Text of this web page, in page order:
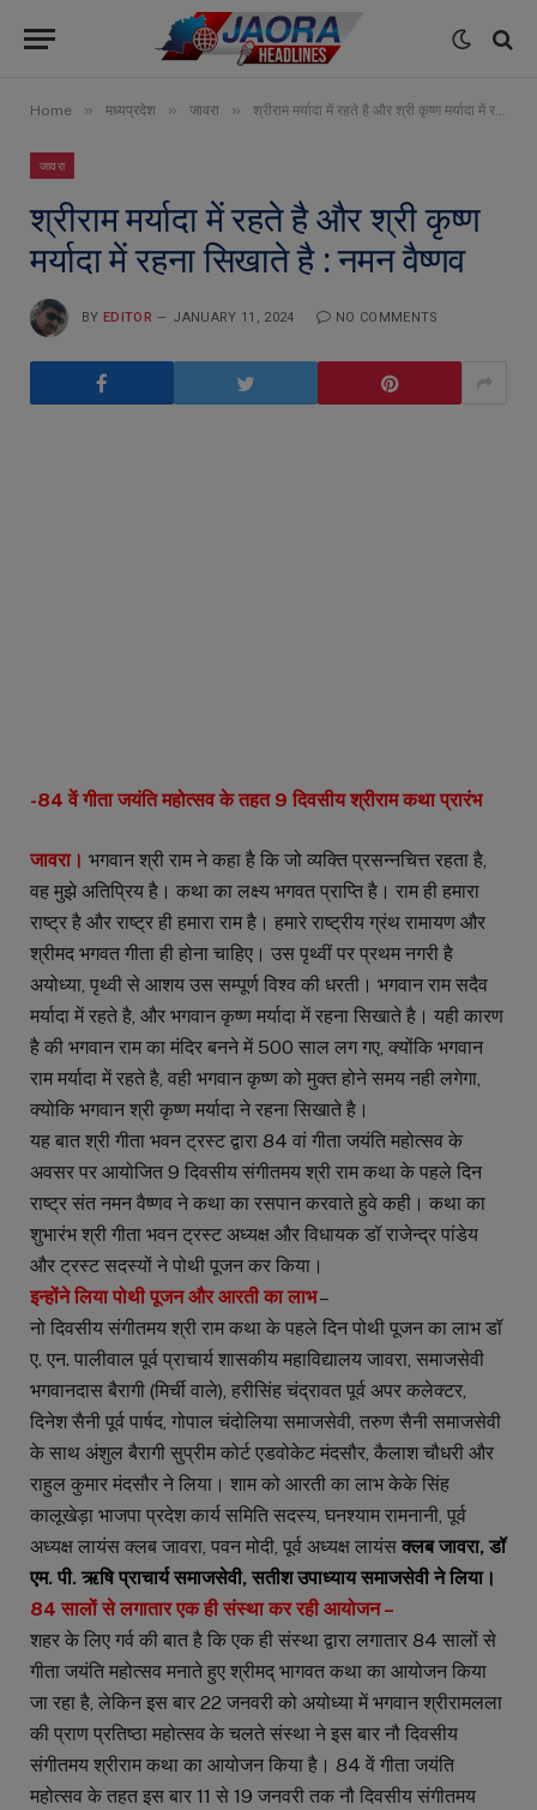
Home » मध्यप्रदेश » जावरा » श्रीराम मर्यादा में रहते है और श्री कृष्ण मर्यादा में रहना सिखाते है : नमन वैष्णव
जावरा
श्रीराम मर्यादा में रहते है और श्री कृष्ण
मर्यादा में रहना सिखाते है : नमन वैष्णव
BY EDITOR JANUARY 11, 2024 NO COMMENTS
-84 वें गीता जयंति महोत्सव के तहत 9 दिवसीय श्रीराम कथा प्रारंभ
जावरा। भगवान श्री राम ने कहा है कि जो व्यक्ति प्रसन्नचित्त रहता है,
वह मुझे अतिप्रिय है। कथा का लक्ष्य भगवत प्राप्ति है। राम ही हमारा
राष्ट्र है और राष्ट्र ही हमारा राम है। हमारे राष्ट्रीय ग्रंथ रामायण और
श्रीमद भगवत गीता ही होना चाहिए। उस पृथ्वीं पर प्रथम नगरी है
अयोध्या, पृथ्वी से आशय उस सम्पूर्ण विश्व की धरती। भगवान राम सदैव
मर्यादा में रहते है, और भगवान कृष्ण मर्यादा में रहना सिखाते है। यही कारण
है की भगवान राम का मंदिर बनने में 500 साल लग गए, क्योंकि भगवान
राम मर्यादा में रहते है, वही भगवान कृष्ण को मुक्त होने समय नही लगेगा,
क्योकि भगवान श्री कृष्ण मर्यादा ने रहना सिखाते है।
यह बात श्री गीता भवन ट्रस्ट द्वारा 84 वां गीता जयंति महोत्सव के
अवसर पर आयोजित 9 दिवसीय संगीतमय श्री राम कथा के पहले दिन
राष्ट्र संत नमन वैष्णव ने कथा का रसपान करवाते हुवे कही। कथा का
शुभारंभ श्री गीता भवन ट्रस्ट अध्यक्ष और विधायक डॉ राजेन्द्र पांडेय
और ट्रस्ट सदस्यों ने पोथी पूजन कर किया।
इन्होंने लिया पोथी पूजन और आरती का लाभ–
नो दिवसीय संगीतमय श्री राम कथा के पहले दिन पोथी पूजन का लाभ डॉ
ए. एन. पालीवाल पूर्व प्राचार्य शासकीय महाविद्यालय जावरा, समाजसेवी
भगवानदास बैरागी (मिर्ची वाले), हरीसिंह चंद्रावत पूर्व अपर कलेक्टर,
दिनेश सैनी पूर्व पार्षद, गोपाल चंदोलिया समाजसेवी, तरुण सैनी समाजसेवी
के साथ अंशुल बैरागी सुप्रीम कोर्ट एडवोकेट मंदसौर, कैलाश चौधरी और
राहुल कुमार मंदसौर ने लिया। शाम को आरती का लाभ केके सिंह
कालूखेड़ा भाजपा प्रदेश कार्य समिति सदस्य, घनश्याम रामनानी, पूर्व
अध्यक्ष लायंस क्लब जावरा, पवन मोदी, पूर्व अध्यक्ष लायंस क्लब जावरा, डॉ
एम. पी. ऋषि प्राचार्य समाजसेवी, सतीश उपाध्याय समाजसेवी ने लिया।
84 सालों से लगातार एक ही संस्था कर रही आयोजन –
शहर के लिए गर्व की बात है कि एक ही संस्था द्वारा लगातार 84 सालों से
गीता जयंति महोत्सव मनाते हुए श्रीमद् भागवत कथा का आयोजन किया
जा रहा है, लेकिन इस बार 22 जनवरी को अयोध्या में भगवान श्रीरामलला
की प्राण प्रतिष्ठा महोत्सव के चलते संस्था ने इस बार नौ दिवसीय
संगीतमय श्रीराम कथा का आयोजन किया है। 84 वें गीता जयंति
महोत्सव के तहत इस बार 11 से 19 जनवरी तक नौ दिवसीय संगीतमय